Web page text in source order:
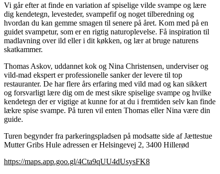
Vi går efter at finde en variation af spiselige vilde svampe og lære
dig kendetegn, levesteder, svampefif og noget tilberedning og
hvordan du kan gemme smagen til senere på året. Kom med på en
guidet svampetur, som er en rigtig naturoplevelse. Få inspiration til
madlavning over ild eller i dit køkken, og lær at bruge naturens
skatkammer.
Thomas Askov, uddannet kok og Nina Christensen, underviser og
vild-mad ekspert er professionelle sanker der levere til top
restauranter. De har flere års erfaring med vild mad og kan sikkert
og forsvarligt lære dig om de mest sikre spiselige svampe og hvilke
kendetegn der er vigtige at kunne for at du i fremtiden selv kan finde
lækre spise svampe. På turen vil enten Thomas eller Nina være din
guide.
Turen begynder fra parkeringspladsen på modsatte side af Jættestue
Mutter Gribs Hule adressen er Helsingevej 2, 3400 Hillerød
https://maps.app.goo.gl/4Cta9qUU4dUsysFK8